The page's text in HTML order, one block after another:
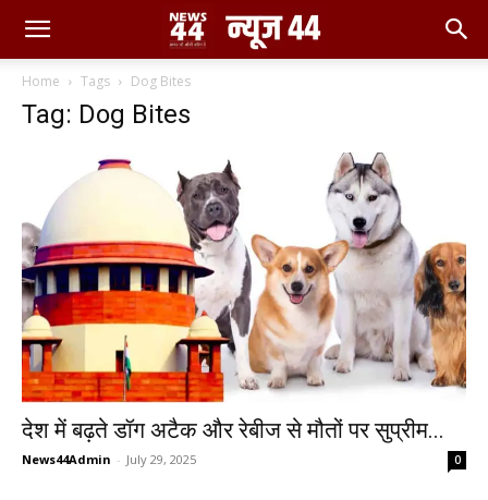
Home Tags Dog Bites
Tag: Dog Bites
देश में बढ़ते डॉग अटैक और रेबीज से मौतों पर सुप्रीम...
News44Admin - July 29, 2025 0